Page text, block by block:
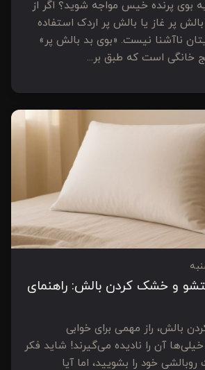
بوی پرنده خیس مواجه شوید؟ اگر از
پر غاز یا بالش پر اردک استفاده
ناآشنا نیست. «بوی بد بالش پر»
خانگی است که طبق بر...
و خشک کردن بالش: راهنمای
بالش، راز مهمی برای خوابی
آن را نادیده می‌گیرند! شاید فکر
خود را بشویید، اما آیا